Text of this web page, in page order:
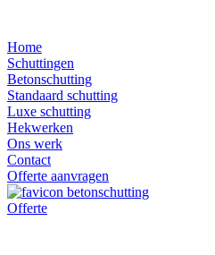
Home
Schuttingen
Betonschutting
Standaard schutting
Luxe schutting
Hekwerken
Ons werk
Contact
Offerte aanvragen
Offerte